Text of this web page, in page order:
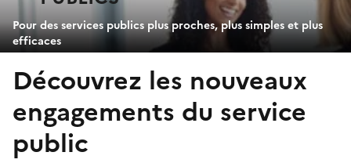
Pour des services publics plus proches, plus simples et plus
efficaces
Découvrez les nouveaux
engagements du service
public